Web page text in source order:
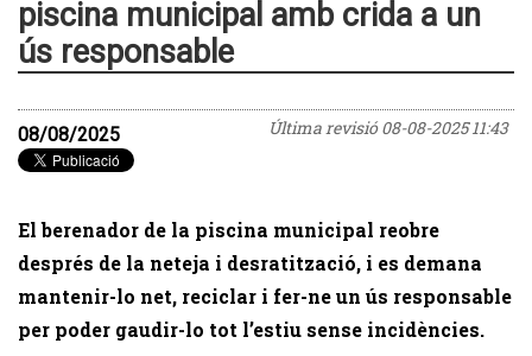
piscina municipal amb crida a un
ús responsable
Última revisió08-08-2025 11:43
08/08/2025
El berenador de la piscina municipal reobre
després de la neteja i desratització, i es demana
mantenir-lo net, reciclar i fer-ne un ús responsable
per poder gaudir-lo tot l’estiu sense incidències.